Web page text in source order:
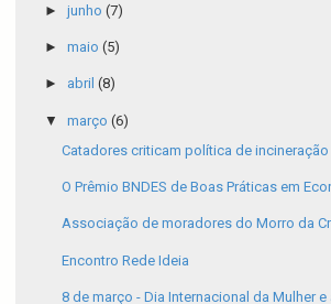
► junho (7)
► maio (5)
► abril (8)
▼ março (6)
Catadores criticam política de incineração
O Prêmio BNDES de Boas Práticas em
Associação de moradores do Morro da
Encontro Rede Ideia
8 de março - Dia Internacional da Mulher e